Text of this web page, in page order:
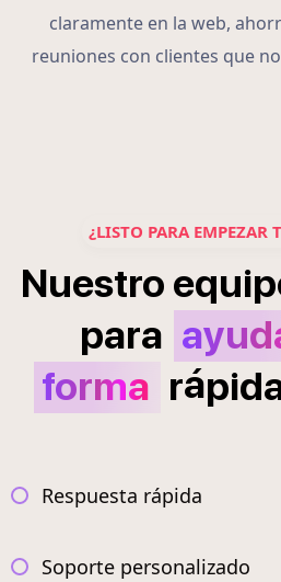
claramente en la web,
reuniones con clientes que
¿LISTO PARA EMPEZAR
Nuestro
para
forma rá
Respuesta rápida
Soporte personalizado